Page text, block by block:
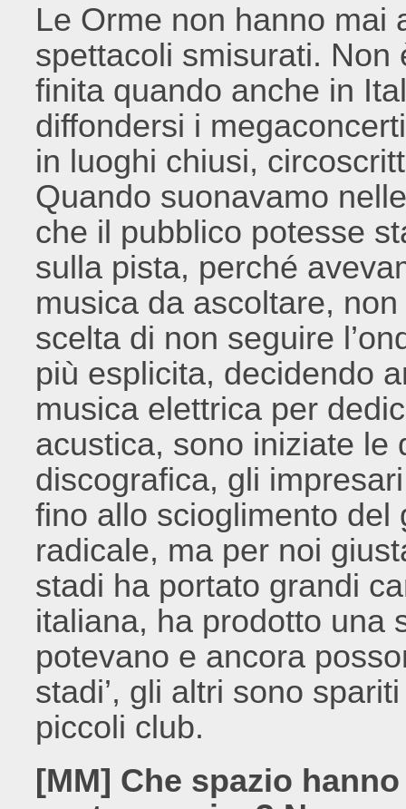
Le Orme non hanno mai
spettacoli smisurati.
finita quando anche in
diffondersi i
in luoghi chiusi,
Quando suonavamo
che il pubblico potesse
sulla pista, perché
musica da ascoltare,
scelta di non seguire
più esplicita, decidendo
musica elettrica per
acustica, sono iniziate le
discografica, gli
fino allo scioglimento
radicale, ma per noi
stadi ha portato grandi
italiana, ha prodotto una
potevano e ancora
stadi’, gli altri sono
piccoli club.
[MM] Che spazio